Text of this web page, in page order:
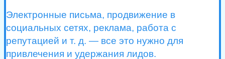
Электронные письма, продвижение в
социальных сетях, реклама, работа с
репутацией и т. д. — все это нужно для
привлечения и удержания лидов.